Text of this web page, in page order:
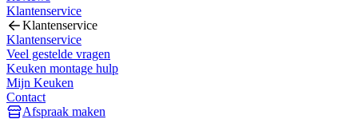
Klantenservice
Klantenservice
Klantenservice
Veel gestelde vragen
Keuken montage hulp
Mijn Keuken
Contact
Afspraak maken